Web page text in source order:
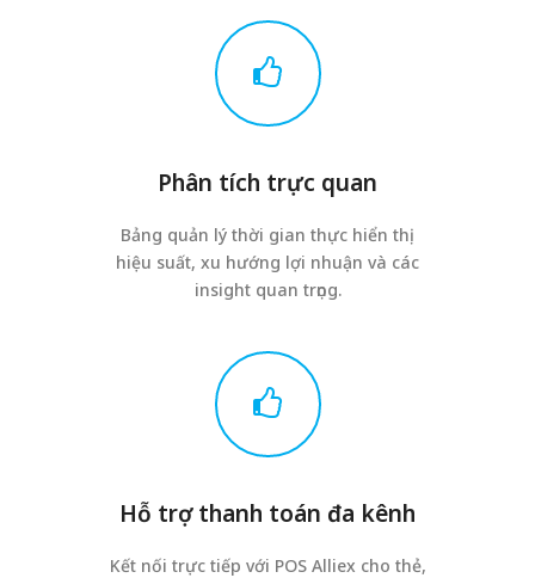
Phân tích trực quan
Bảng quản lý thời gian thực hiển thị
hiệu suất, xu hướng lợi nhuận và các
insight quan trọng.
Hỗ trợ thanh toán đa kênh
Kết nối trực tiếp với POS Alliex cho thẻ,